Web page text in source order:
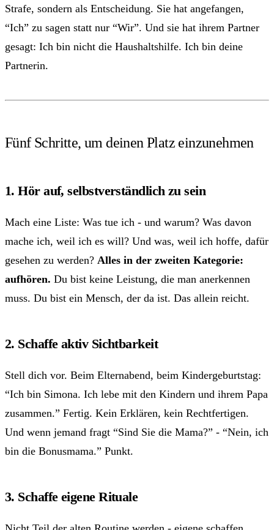
Strafe, sondern als Entscheidung. Sie hat angefangen,
“Ich” zu sagen statt nur “Wir”. Und sie hat ihrem Partner
gesagt: Ich bin nicht die Haushaltshilfe. Ich bin deine
Partnerin.
Fünf Schritte, um deinen Platz einzunehmen
1. Hör auf, selbstverständlich zu sein
Mach eine Liste: Was tue ich - und warum? Was davon
mache ich, weil ich es will? Und was, weil ich hoffe, dafür
gesehen zu werden? Alles in der zweiten Kategorie:
aufhören. Du bist keine Leistung, die man anerkennen
muss. Du bist ein Mensch, der da ist. Das allein reicht.
2. Schaffe aktiv Sichtbarkeit
Stell dich vor. Beim Elternabend, beim Kindergeburtstag:
“Ich bin Simona. Ich lebe mit den Kindern und ihrem Papa
zusammen.” Fertig. Kein Erklären, kein Rechtfertigen.
Und wenn jemand fragt “Sind Sie die Mama?” - “Nein, ich
bin die Bonusmama.” Punkt.
3. Schaffe eigene Rituale